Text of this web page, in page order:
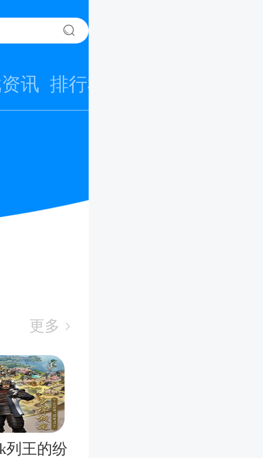
讯 排行榜
更多
列王的纷